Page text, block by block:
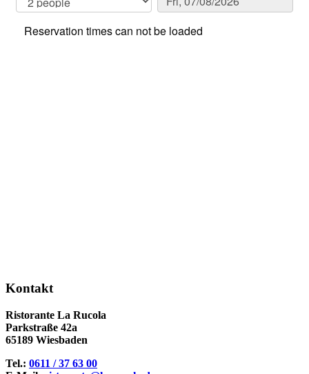
Kontakt
Ristorante La Rucola
Parkstraße 42a
65189 Wiesbaden
Tel.: 0611 / 37 63 00